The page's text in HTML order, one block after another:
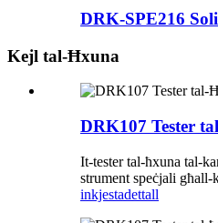
DRK-SPE216
Kejl tal-Ħxuna
DRK107 Tester
It-tester tal-ħxuna tal-
strument speċjali għall-
inkjestadettall